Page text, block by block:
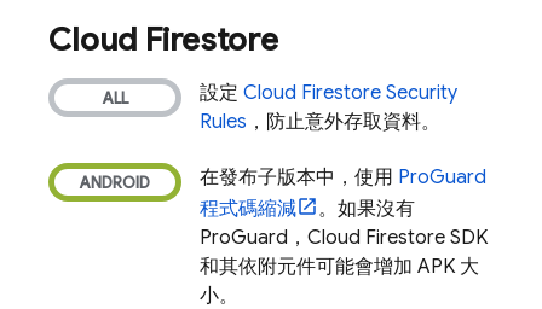
Cloud Firestore
設定 Cloud Firestore Security
Rules ，防止意外存取資料。
在發布子版本中，使用 ProGuard
程式碼縮減
。如果沒有
ProGuard， Cloud Firestore SDK
和其依附元件可能會增加 APK 大
小。